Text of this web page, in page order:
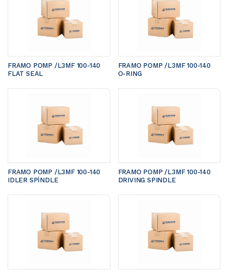
FRAMO POMP /L3MF 100-140
FLAT SEAL
FRAMO POMP /L3MF 100-140
O-RING
FRAMO POMP /L3MF 100-140
IDLER SPİNDLE
FRAMO POMP /L3MF 100-140
DRIVING SPINDLE